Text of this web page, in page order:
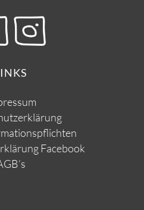
Facebook